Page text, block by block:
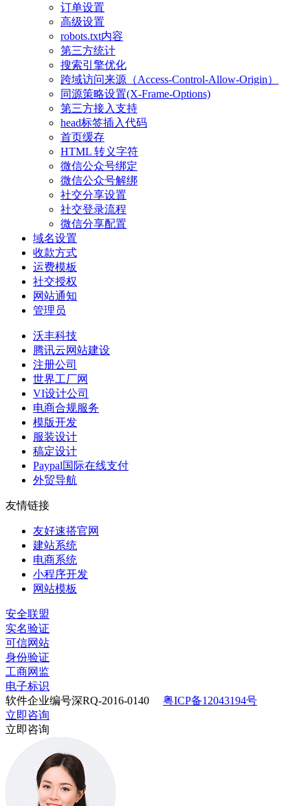
订单设置
高级设置
robots.txt内容
第三方统计
搜索引擎优化
跨域访问来源（Access-Control-Allow-Origin）
同源策略设置(X-Frame-Options)
第三方接入支持
head标签插入代码
首页缓存
HTML 转义字符
微信公众号绑定
微信公众号解绑
社交分享设置
社交登录流程
微信分享配置
域名设置
收款方式
运费模板
社交授权
网站通知
管理员
沃丰科技
腾讯云网站建设
注册公司
世界工厂网
VI设计公司
电商合规服务
模版开发
服装设计
稿定设计
Paypal国际在线支付
外贸导航
友情链接
友好速搭官网
建站系统
电商系统
小程序开发
网站模板
安全联盟
实名验证
可信网站
身份验证
工商网监
电子标识
软件企业编号深RQ-2016-0140
粤ICP备12043194号
立即咨询
立即咨询